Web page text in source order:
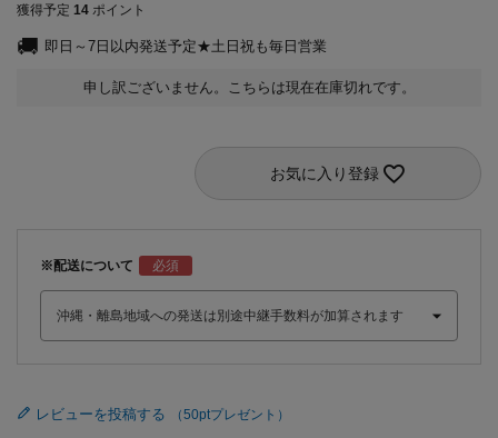
獲得予定 14 ポイント
即日～7日以内発送予定★土日祝も毎日営業
申し訳ございません。こちらは現在在庫切れです。
お気に入り登録
※配送について
レビューを投稿する